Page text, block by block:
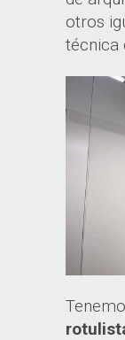
otros
técnica